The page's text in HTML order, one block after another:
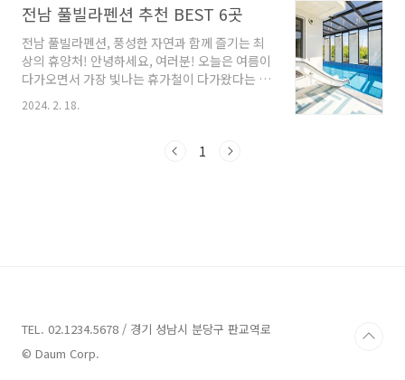
암으로 가는 길목에 자리 잡고 있어, 관광과 미식
을 동시에 즐..
개해드릴게요. 여러분의 다음 여행 계획에 도움
이 되길 바랍니다!전남 가볼만한곳 13곳 추천 1.
남열해돋이해수욕장 추천주소 : 전남 고흥군 영
남면 남열리해수욕장,해변 전라남도 고흥군 영
남면에 위치한 남열해돋이해수욕장은 숨겨진 보
석과 같은 해수욕장으로, 많은 이들에게 잘 알려
1~2m로 비교적 얕아 가족 단위 방문객들에게 적
전남 풀빌라펜션 추천 BEST 6곳
전남 풀빌라펜션, 풍성한 자연과 함께 즐기는 최
상의 휴양처! 안녕하세요, 여러분! 오늘은 여름이
다가오면서 가장 빛나는 휴가철이 다가왔다는 사
하고 계신 분들도 많을텐데요, 오늘은 특별한 주
제는 바로 '전남 풀빌라펜션'입니다! 자연과 함께
2024. 2. 18.
1
TEL. 02.1234.5678 / 경기 성남시 분당구 판교역로
© Daum Corp.